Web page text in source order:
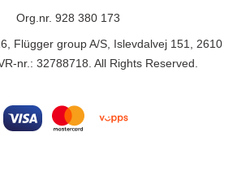
Org.nr. 928 380 173
Flügger group A/S, Islevdalvej 151, 2610
nr.: 32788718. All Rights Reserved.